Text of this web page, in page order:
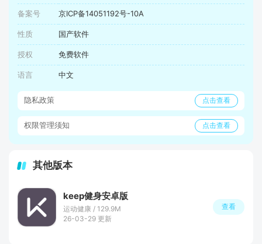
备案号 京ICP备14051192号-10A
性质 国产软件
授权 免费软件
语言 中文
隐私政策 点击查看
权限管理须知 点击查看
其他版本
keep健身安卓版
运动健康 / 129.9M
26-03-29 更新
查看